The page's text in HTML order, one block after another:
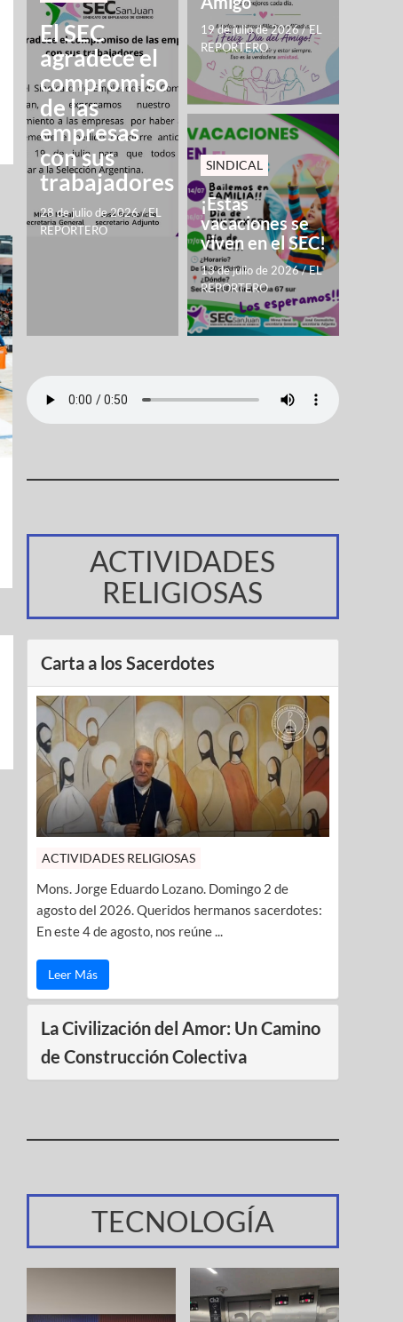
El SEC
agradece el
compromiso
de las
empresas
con sus
trabajadores
28 de julio de 2026/EL
REPORTERO
19 de julio de 2026/EL
REPORTERO
SINDICAL
¡Estas
vacaciones se
viven en el SEC!
13 de julio de 2026/EL
REPORTERO
ACTIVIDADES
RELIGIOSAS
Carta a los Sacerdotes
ACTIVIDADES RELIGIOSAS
Mons. Jorge Eduardo Lozano. Domingo 2 de
agosto del 2026. Queridos hermanos sacerdotes:
En este 4 de agosto, nos reúne ...
Leer Más
La Civilización del Amor: Un Camino
de Construcción Colectiva
TECNOLOGÍA